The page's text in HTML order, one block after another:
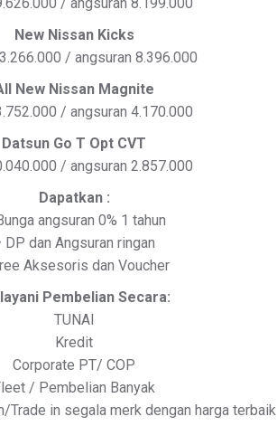
New Nissan Kicks
/ angsuran 8.396.000
New Nissan Magnite
/ angsuran 4.170.000
Datsun Go T Opt CVT
/ angsuran 2.857.000
Dapatkan :
angsuran 0% 1 tahun
DP dan Angsuran ringan
Aksesoris dan Voucher
Pembelian Secara:
TUNAI
Kredit
Corporate PT/ COP
/ Pembelian Banyak
Trade in segala merk dengan harga terbaik